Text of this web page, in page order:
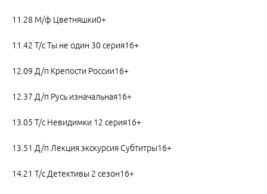
11.28 М/ф Цветняшки0+
11.42 Т/с Ты не один 30 серия16+
12.09 Д/п Крепости России16+
12.37 Д/п Русь изначальная16+
13.05 Т/с Невидимки 12 серия16+
13.51 Д/п Лекция экскурсия Субтитры16+
14.21 Т/с Детективы 2 сезон16+